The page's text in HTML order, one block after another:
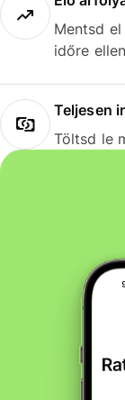
Mentsd
időre
Teljesen
Töltsd le